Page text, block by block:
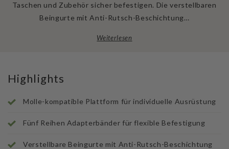
Taschen und Zubehör sicher befestigen. Die verstellbaren
Beingurte mit Anti-Rutsch-Beschichtung…
Weiterlesen
Highlights
Molle-kompatible Plattform für individuelle Ausrüstung
Fünf Reihen Adapterbänder für flexible Befestigung
Verstellbare Beingurte mit Anti-Rutsch-Beschichtung